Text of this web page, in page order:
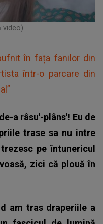
video)
în fața fanilor din
într-o parcare din
a râsu'-plâns'! Eu de
trase sa nu intre
pe întunericul
zici că plouă în
am tras draperiile a